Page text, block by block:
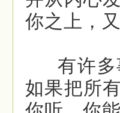
你之上，
有许多
如果把所